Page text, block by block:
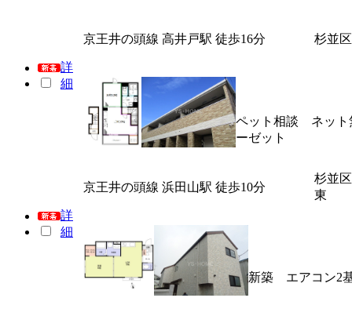
詳
細
京王井の頭線 高井戸駅 徒歩16分 杉並
ペット相談 ネッ
ーゼット
詳
細
京王井の頭線 浜田山駅 徒歩10分
杉並
東
新築 エアコン2